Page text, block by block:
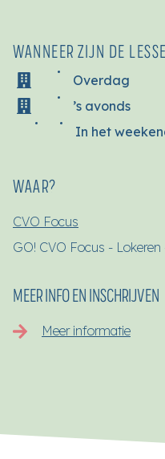
WANNEER ZIJN DE
Overdag
’s avonds
In het
WAAR?
CVO Focus
GO! CVO Focus -
MEER INFO EN INSCHRIJVEN
Meer informatie